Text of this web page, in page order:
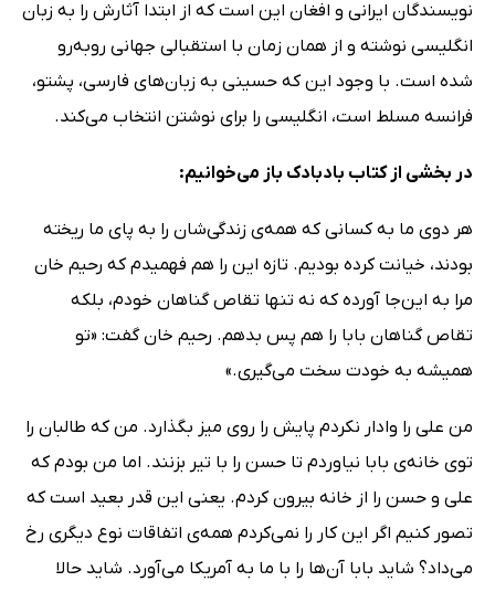
نویسندگان ایرانی و افغان این است که از ابتدا آثارش را به زبان
انگلیسی نوشته و از همان زمان با استقبالی جهانی روبه‌رو
شده است. با وجود این که حسینی به زبان‌های فارسی، پشتو،
فرانسه مسلط است، انگلیسی را برای نوشتن انتخاب می‌کند.
در بخشی از کتاب بادبادک باز می‌خوانیم:
هر دوی ما به کسانی که همه­‌ی زندگی‌­شان را به پای ما ریخته
بودند، خیانت کرده بودیم. تازه این را هم فهمیدم که رحیم خان
مرا به این‌جا آورده که نه تنها تقاص گناهان خودم، بلکه
تقاص گناهان بابا را هم پس بدهم. رحیم خان گفت: «تو
همیشه به خودت سخت می‌­گیری.»
من علی را وادار نکردم پایش را روی میز بگذارد. من که طالبان را
توی خانه­‌ی بابا نیاوردم تا حسن را با تیر بزنند. اما من بودم که
علی و حسن را از خانه بیرون کردم. یعنی این قدر بعید است که
تصور کنیم اگر این کار را نمی­‌کردم همه­‌ی اتفاقات نوع دیگری رخ
می­‌داد؟ شاید بابا آن‌­ها را با ما به آمریکا می‌­آورد. شاید حالا